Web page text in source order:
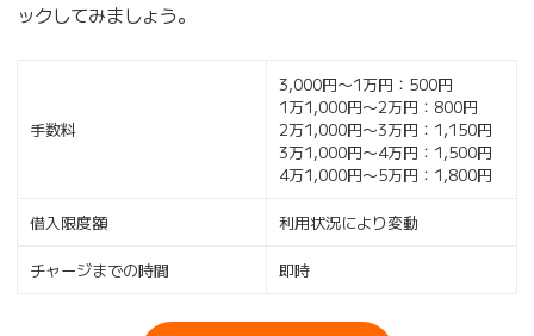
ックしてみましょう。
手数料
3,000円〜1万円：500円
1万1,000円〜2万円：800円
2万1,000円〜3万円：1,150円
3万1,000円〜4万円：1,500円
4万1,000円〜5万円：1,800円
借入限度額 利用状況により変動
チャージまでの時間 即時